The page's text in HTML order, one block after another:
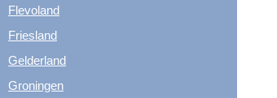
Flevoland
Friesland
Gelderland
Groningen